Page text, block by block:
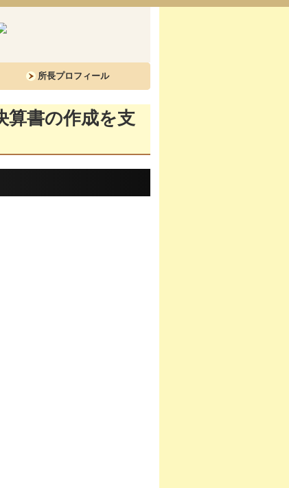
所長プロフィール
算書の作成を支